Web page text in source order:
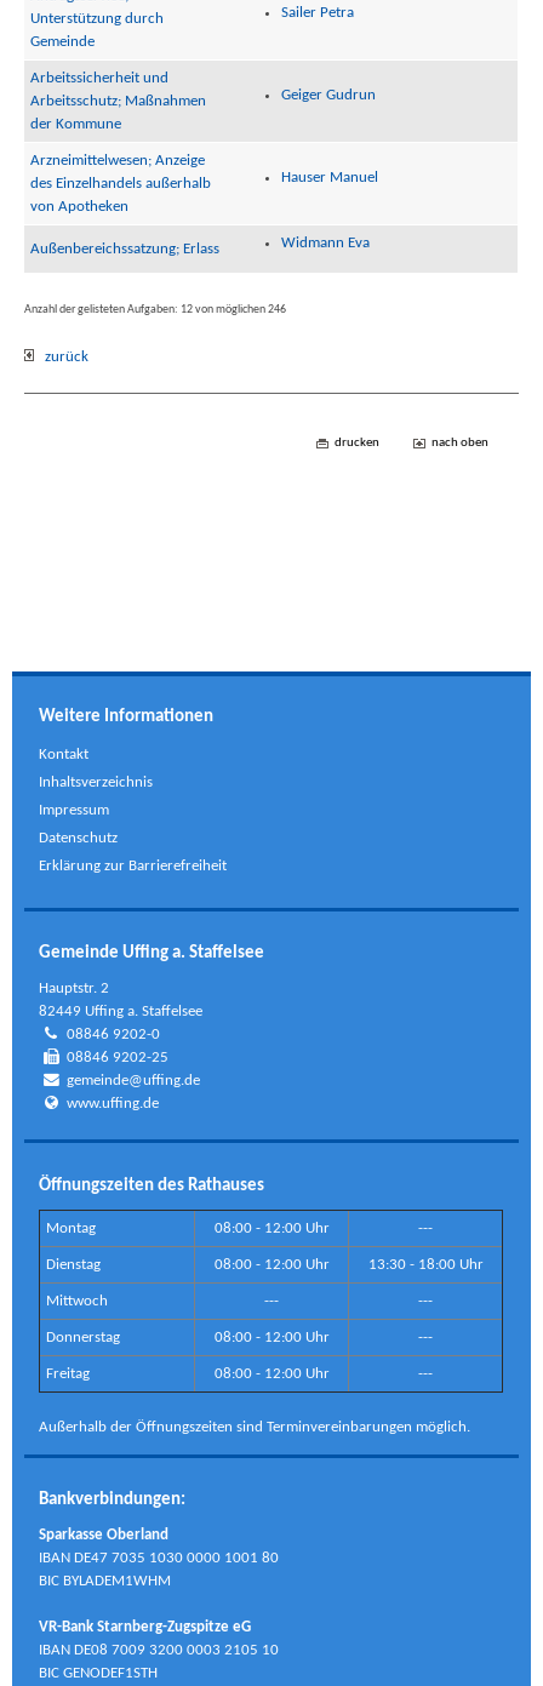
Unterstützung durch
Gemeinde
Sailer Petra
Arbeitssicherheit und
Arbeitsschutz; Maßnahmen
der Kommune
Geiger Gudrun
Arzneimittelwesen; Anzeige
des Einzelhandels außerhalb
von Apotheken
Hauser Manuel
Außenbereichssatzung; Erlass Widmann Eva
Anzahl der gelisteten Aufgaben: 12 von möglichen 246
zurück
drucken nach oben
Weitere Informationen
Kontakt
Inhaltsverzeichnis
Impressum
Datenschutz
Erklärung zur Barrierefreiheit
Gemeinde Uffing a. Staffelsee
Hauptstr. 2
82449 Uffing a. Staffelsee
08846 9202-0
08846 9202-25
gemeinde@uffing.de
www.uffing.de
Öffnungszeiten des Rathauses
Montag 08:00 - 12:00 Uhr ---
Dienstag 08:00 - 12:00 Uhr 13:30 - 18:00 Uhr
Mittwoch --- ---
Donnerstag 08:00 - 12:00 Uhr ---
Freitag 08:00 - 12:00 Uhr ---
Außerhalb der Öffnungszeiten sind Terminvereinbarungen möglich.
Bankverbindungen:
Sparkasse Oberland
IBAN DE47 7035 1030 0000 1001 80
BIC BYLADEM1WHM
VR-Bank Starnberg-Zugspitze eG
IBAN DE08 7009 3200 0003 2105 10
BIC GENODEF1STH